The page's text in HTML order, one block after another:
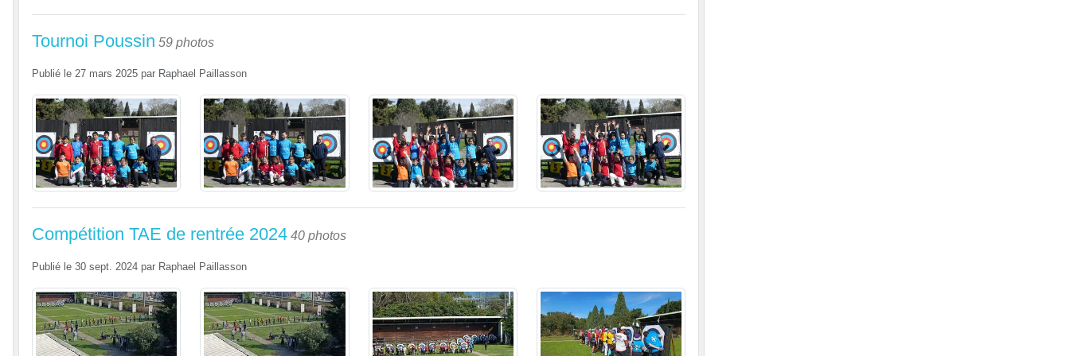
Tournoi Poussin 59 photos
Publié le 27 mars 2025 par Raphael Paillasson
Compétition TAE de rentrée 2024 40 photos
Publié le 30 sept. 2024 par Raphael Paillasson